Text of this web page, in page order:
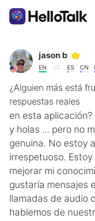
Aplicativo de
AI Grammar
Português
English
繁體中文
العربية
jason b
EN ES CN
¿Alguien más está
respuestas reales
en esta
y holas ... pero no
genuina. No estoy
irrespetuoso.
mejorar mi
gustaría mensajes
llamadas de audio
hablemos de